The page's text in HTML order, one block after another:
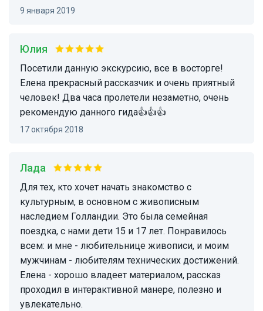
9 января 2019
Юлия
Посетили данную экскурсию, все в восторге!
Елена прекрасный рассказчик и очень приятный
человек! Два часа пролетели незаметно, очень
рекомендую данного гида👍👍👍
17 октября 2018
Лада
Для тех, кто хочет начать знакомство с
культурным, в основном с живописным
наследием Голландии. Это была семейная
поездка, с нами дети 15 и 17 лет. Понравилось
всем: и мне - любительнице живописи, и моим
мужчинам - любителям технических достижений.
Елена - хорошо владеет материалом, рассказ
проходил в интерактивной манере, полезно и
увлекательно.